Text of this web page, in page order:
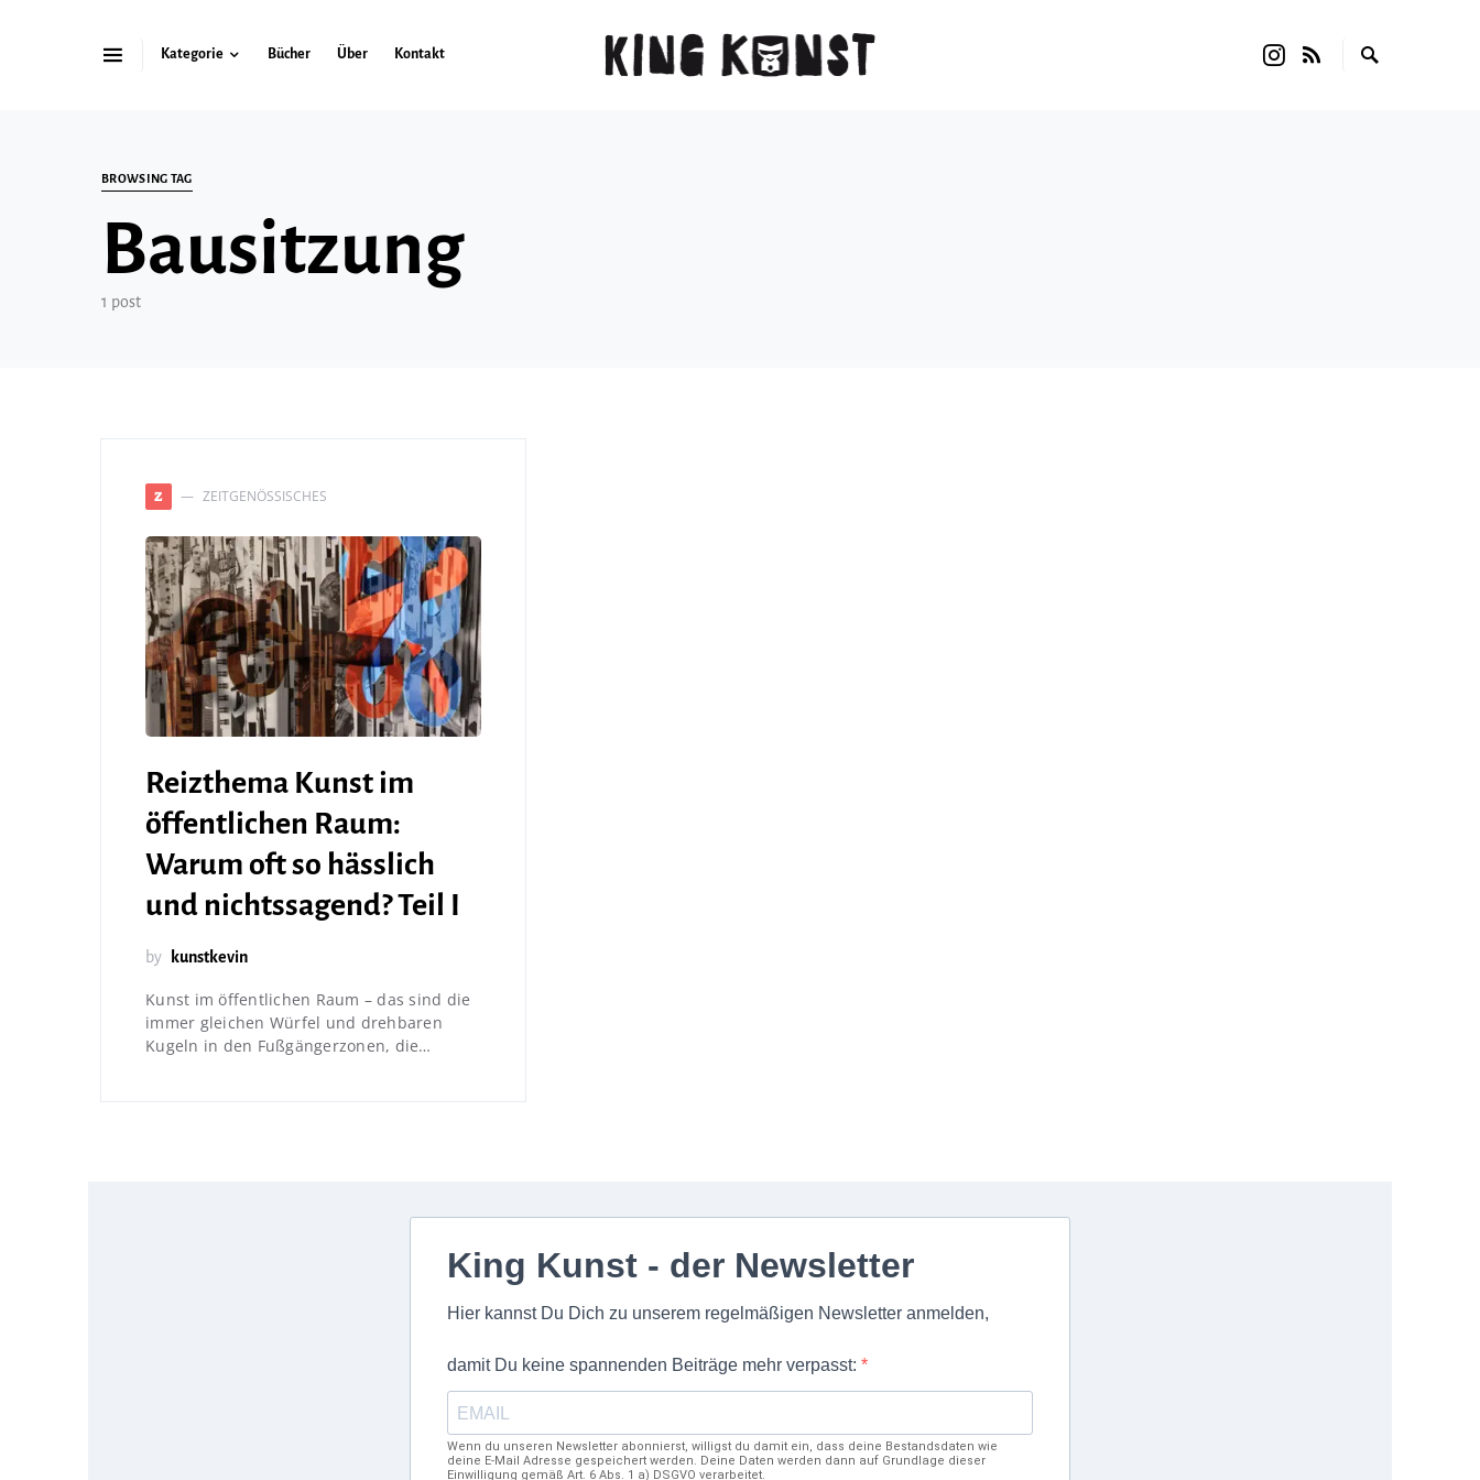
Kategorie Bücher Über Kontakt
BROWSING TAG
Bausitzung
1 post
Z ZEITGENÖSSISCHES
Reizthema Kunst im
öffentlichen Raum:
Warum oft so hässlich
und nichtssagend? Teil I
by kunstkevin
Kunst im öffentlichen Raum – das sind die
immer gleichen Würfel und drehbaren
Kugeln in den Fußgängerzonen, die…